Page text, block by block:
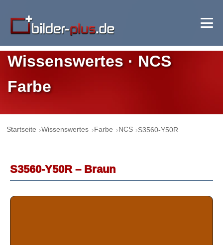
Wissenswertes · NCS
Farbe
Startseite Wissenswertes Farbe NCS S3560-Y50R
S3560-Y50R – Braun